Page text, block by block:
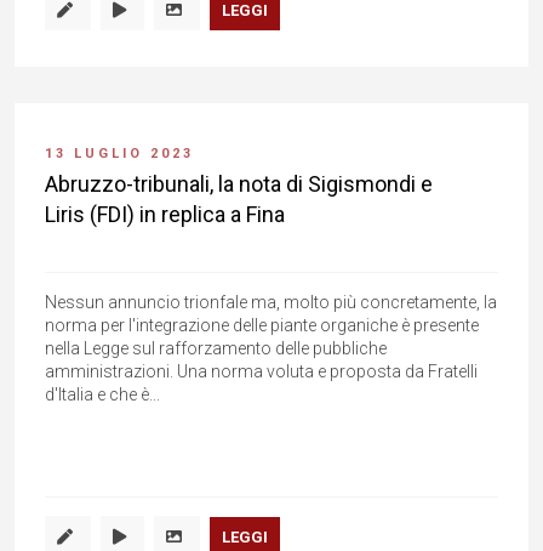
LEGGI
13 LUGLIO 2023
Abruzzo-tribunali, la nota di Sigismondi e
Liris (FDI) in replica a Fina
Nessun annuncio trionfale ma, molto più concretamente, la
norma per l'integrazione delle piante organiche è presente
nella Legge sul rafforzamento delle pubbliche
amministrazioni. Una norma voluta e proposta da Fratelli
d'Italia e che è...
LEGGI